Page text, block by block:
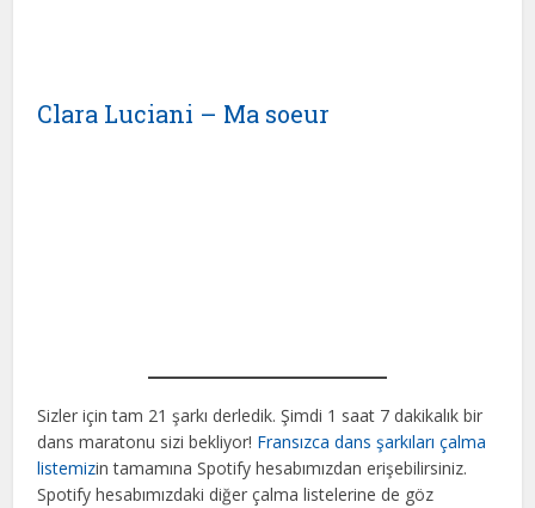
Clara Luciani – Ma soeur
Sizler için tam 21 şarkı derledik. Şimdi 1 saat 7 dakikalık bir
dans maratonu sizi bekliyor! Fransızca dans şarkıları çalma
listemizin tamamına Spotify hesabımızdan erişebilirsiniz.
Spotify hesabımızdaki diğer çalma listelerine de göz